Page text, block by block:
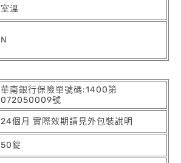
室溫
N
華南銀行保險單號碼:1400第
072050009號
24個月 實際效期請見外包裝說明
50錠